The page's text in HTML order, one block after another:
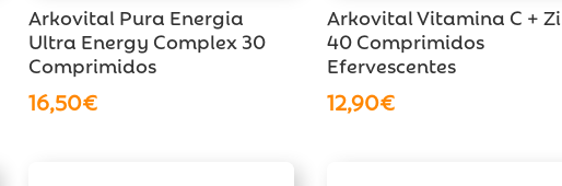
Arkovital Pura Energia
Ultra Energy Complex 30
Comprimidos
16,50€
Arkovital Vitamina C +
40 Comprimidos
Efervescentes
12,90€